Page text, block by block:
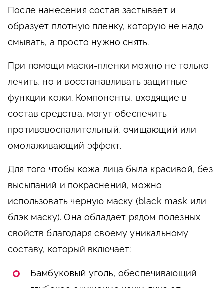
После нанесения состав застывает и
образует плотную пленку, которую не надо
смывать, а просто нужно снять.
При помощи маски-пленки можно не только
лечить, но и восстанавливать защитные
функции кожи. Компоненты, входящие в
состав средства, могут обеспечить
противовоспалительный, очищающий или
омолаживающий эффект.
Для того чтобы кожа лица была красивой, без
высыпаний и покраснений, можно
использовать черную маску (black mask или
блэк маску). Она обладает рядом полезных
свойств благодаря своему уникальному
составу, который включает:
Бамбуковый уголь, обеспечивающий